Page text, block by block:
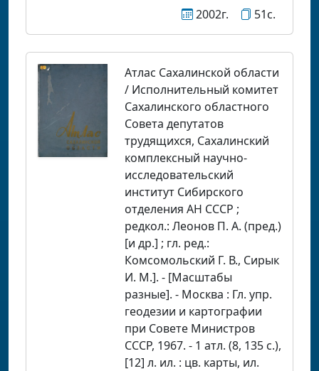
2002г.
51с.
Атлас Сахалинской области
/ Исполнительный комитет
Сахалинского областного
Совета депутатов
трудящихся, Сахалинский
комплексный научно-
исследовательский
институт Сибирского
отделения АН СССР ;
редкол.: Леонов П. А. (пред.)
[и др.] ; гл. ред.:
Комсомольский Г. В., Сирык
И. М.]. - [Масштабы
разные]. - Москва : Гл. упр.
геодезии и картографии
при Совете Министров
СССР, 1967. - 1 атл. (8, 135 с.),
[12] л. ил. : цв. карты, ил.